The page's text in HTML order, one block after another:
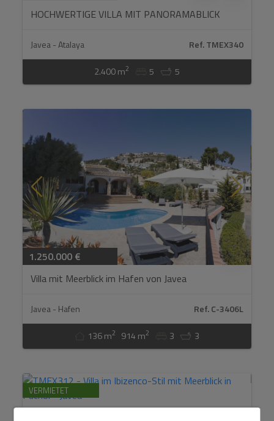
HOCHWERTIGE VILLA MIT PANORAMABLICK
Javea - Atalaya Ref. TMEX340
2.400 m2 5 5
1.250.000 €
Villa mit Meerblick im Hafen von Javea
Javea - Hafen Ref. C-3406L
136 m2 914 m2 3 3
VERMIETET
Wissen Sie schon, welches Haus
Sie kaufen werden?
Kontaktieren Sie uns und wir finden Ihr perfektes Zuhause.